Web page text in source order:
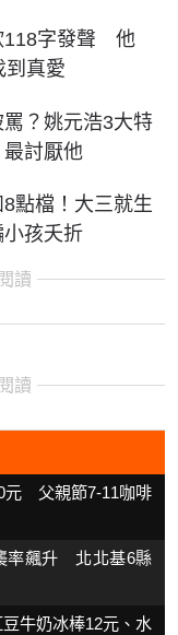
118字發聲 他
到真愛
？姚元浩3大特
討厭他
點檔！大三就生
孩夭折
讀
讀
元 父親節7-11咖啡
率飆升 北北基6縣
牛奶冰棒12元、水